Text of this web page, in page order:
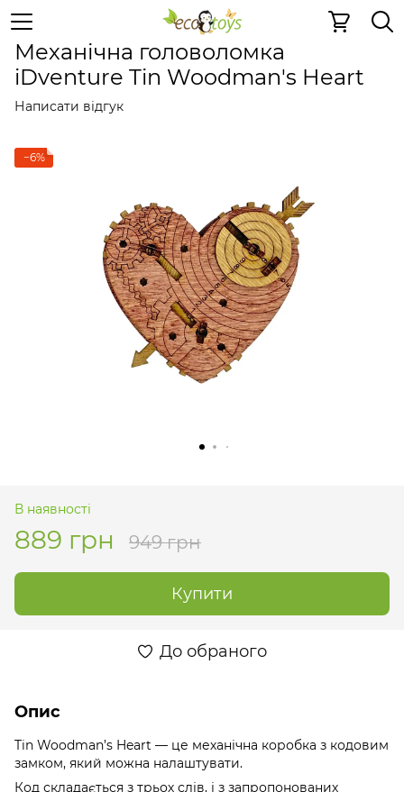
Дерев'яні конструктори Скриньки і квестбокси
Механічна головоломка
iDventure Tin Woodman's Heart
Написати відгук
−6%
В наявності
889 грн 949 грн
Купити
До обраного
Опис
Tin Woodman’s Heart — це механічна коробка з кодовим
замком, який можна налаштувати.
Код складається з трьох слів, і з запропонованих